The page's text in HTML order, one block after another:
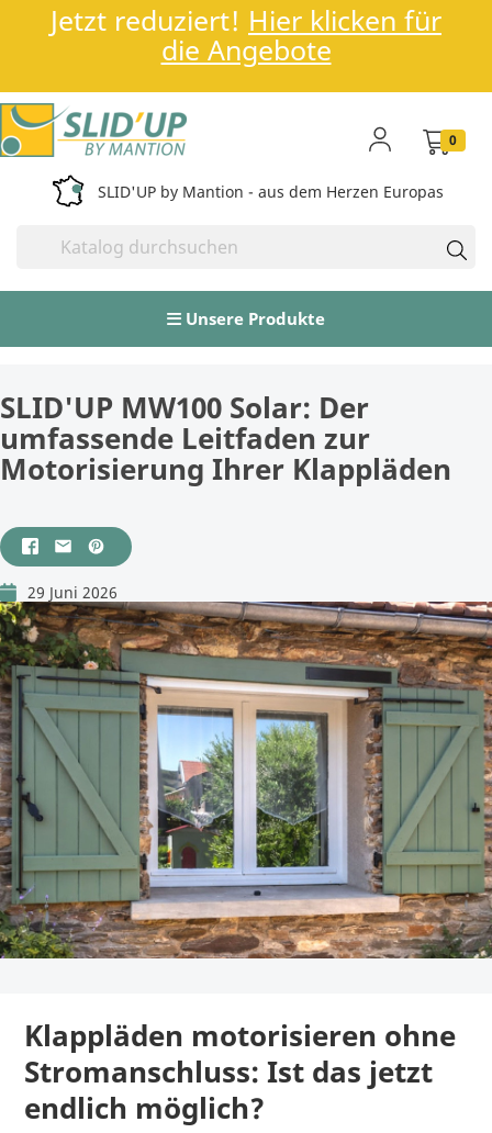
Jetzt reduziert! Hier klicken für
die Angebote
SLID'UP by Mantion - aus dem Herzen Europas
0
Unsere Produkte
SLID'UP MW100 Solar: Der
umfassende Leitfaden zur
Motorisierung Ihrer Klappläden
29 Juni 2026
Klappläden motorisieren ohne
Stromanschluss: Ist das jetzt
endlich möglich?